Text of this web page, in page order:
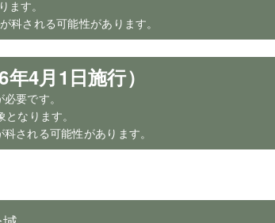
す。
が科される可能性があります。
4月1日施行）
要です。
なります。
科される可能性があります。